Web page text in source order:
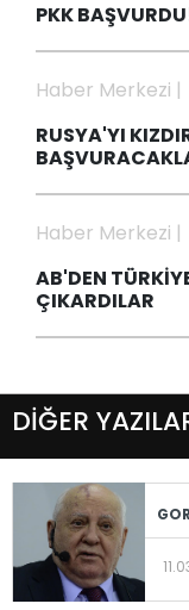
PKK
Haber Merkezi |
RUSYA'YI
Haber Merkezi |
AB'DEN
ÇIKARDILAR
DİĞER